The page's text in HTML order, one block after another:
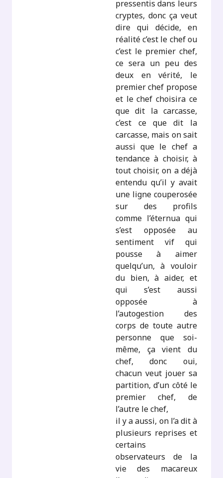
pressentis dans leurs
cryptes, donc ça veut
dire qui décide, en
réalité c’est le chef ou
c’est le premier chef,
ce sera un peu des
deux en vérité, le
premier chef propose
et le chef choisira ce
que dit la carcasse,
c’est ce que dit la
carcasse, mais on sait
aussi que le chef a
tendance à choisir, à
tout choisir, on a déjà
entendu qu’il y avait
une ligne couperosée
sur des profils
comme l’éternua qui
s’est opposée au
sentiment vif qui
pousse à aimer
quelqu’un, à vouloir
du bien, à aider, et
qui s’est aussi
opposée à
l’autogestion des
corps de toute autre
personne que soi-
même, ça vient du
chef, donc oui,
chacun veut jouer sa
partition, d’un côté le
premier chef, de
l’autre le chef,
il y a aussi, on l’a dit à
plusieurs reprises et
certains
observateurs de la
vie des macareux